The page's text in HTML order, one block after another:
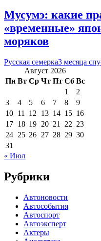
Мусумэ: какие
«временные»
моряков
Русская семерка3 месяца
Август 2026
Пн Вт Ср Чт Пт Сб Вс
1
2
3
4 5 6 7 8
9
10 11 12 13 14 15 16
17 18 19 20 21 22 23
24 25 26 27 28 29 30
31
« Июл
Рубрики
Автоновости
Автособытия
Автоспорт
Автоэксперт
Актеры